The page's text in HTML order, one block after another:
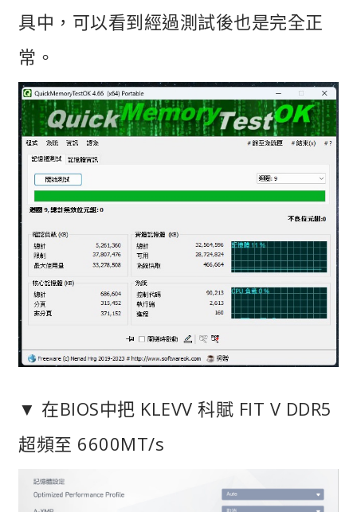
具中，可以看到經過測試後也是完全正
常。
▼ 在BIOS中把 KLEVV 科賦 FIT V DDR5
超頻至 6600MT/s